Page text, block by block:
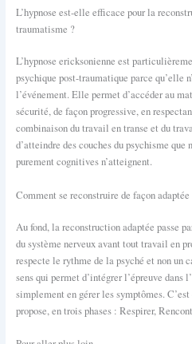
L’hypnose est-elle efficace pour la
traumatisme ?
L’hypnose ericksonienne est
psychique post-traumatique parce qu’elle
l’événement. Elle permet d’accéder au
sécurité, de façon progressive, en
combinaison du travail en transe et du
d’atteindre des couches du psychisme
purement cognitives n’atteignent.
Comment se reconstruire de façon
Au fond, la reconstruction adaptée passe
du système nerveux avant tout travail en
respecte le rythme de la psyché et non un
sens qui permet d’intégrer l’épreuve dans
simplement en gérer les symptômes.
propose, en trois phases : Respirer,